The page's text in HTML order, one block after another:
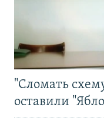
"Сломать
оставили